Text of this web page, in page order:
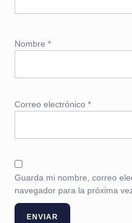
Nombre *
Correo electrónico *
Guarda mi nombre, correo
navegador para la próxima